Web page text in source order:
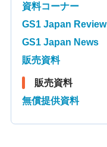
資料コーナー
GS1 Japan Review
GS1 Japan News
販売資料
販売資料
無償提供資料